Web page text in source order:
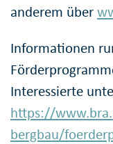
anderem über
Informationen
Interessierte
https://
bergbau/